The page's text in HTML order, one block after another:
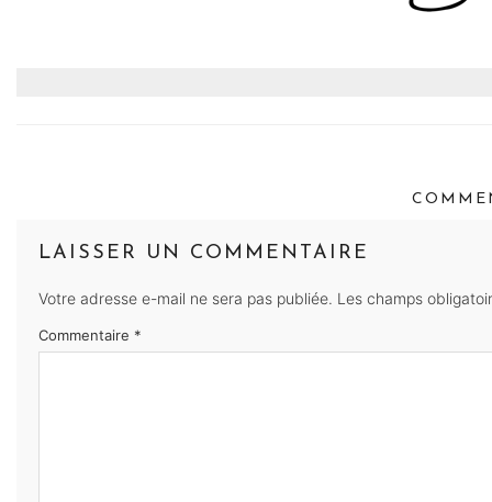
LAISSER UN COMMENTAIRE
Votre adresse e-mail ne sera pas publiée. Les champs
Commentaire *